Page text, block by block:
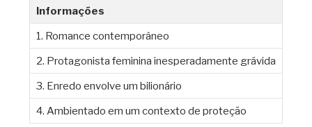
Informações
1. Romance contemporâneo
2. Protagonista feminina inesperadamente grávida
3. Enredo envolve um bilionário
4. Ambientado em um contexto de proteção